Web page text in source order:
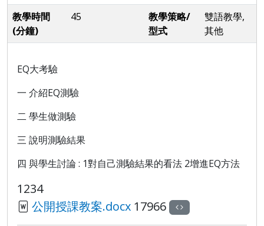
教學時間
(分鐘)
45
教學策略/
型式
雙語教學,
其他
EQ大考驗
一 介紹EQ測驗
二 學生做測驗
三 說明測驗結果
四 與學生討論 : 1對自己測驗結果的看法 2增進EQ方法
1234
公開授課教案.docx 17966